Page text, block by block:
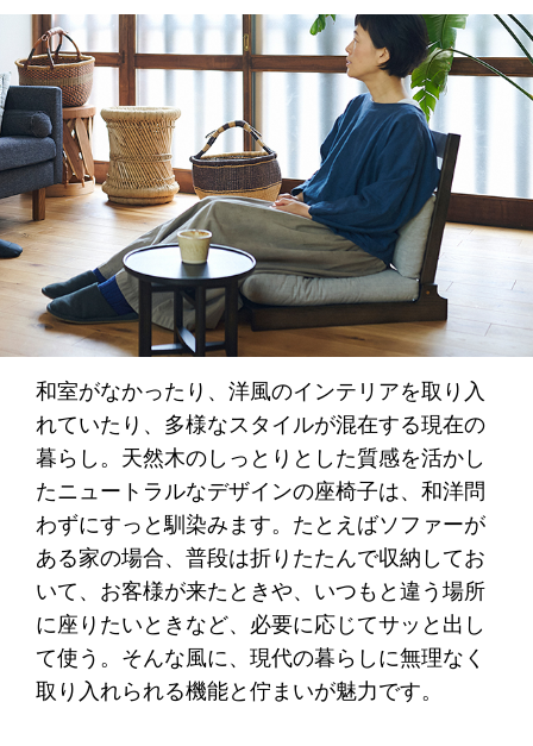
和室がなかったり、洋風のインテリアを取り入
れていたり、多様なスタイルが混在する現在の
暮らし。天然木のしっとりとした質感を活かし
たニュートラルなデザインの座椅子は、和洋問
わずにすっと馴染みます。たとえばソファーが
ある家の場合、普段は折りたたんで収納してお
いて、お客様が来たときや、いつもと違う場所
に座りたいときなど、必要に応じてサッと出し
て使う。そんな風に、現代の暮らしに無理なく
取り入れられる機能と佇まいが魅力です。